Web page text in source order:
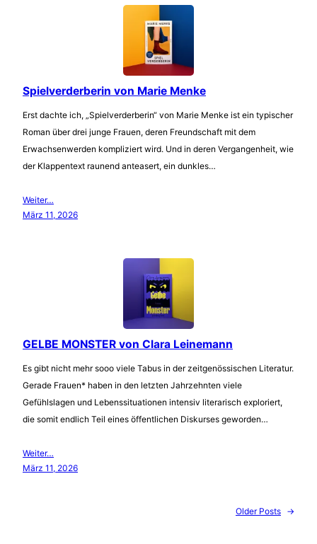
Spielverderberin von Marie Menke
Erst dachte ich, „Spielverderberin“ von Marie Menke ist ein typischer
Roman über drei junge Frauen, deren Freundschaft mit dem
Erwachsenwerden kompliziert wird. Und in deren Vergangenheit, wie
der Klappentext raunend anteasert, ein dunkles…
Weiter…
März 11, 2026
GELBE MONSTER von Clara Leinemann
Es gibt nicht mehr sooo viele Tabus in der zeitgenössischen Literatur.
Gerade Frauen* haben in den letzten Jahrzehnten viele
Gefühlslagen und Lebenssituationen intensiv literarisch exploriert,
die somit endlich Teil eines öffentlichen Diskurses geworden…
Weiter…
März 11, 2026
Older Posts →